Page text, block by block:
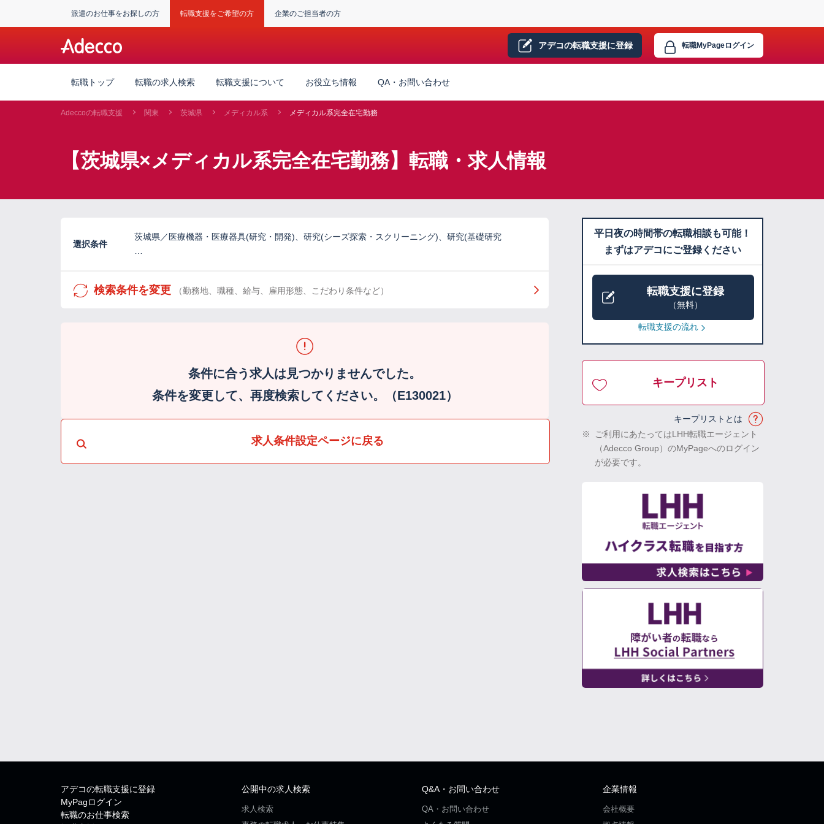
派遣のお仕事をお探しの方 転職支援をご希望の方 企業のご担当者の方
アデコの転職支援に登録 転職MyPageログイン
転職トップ 転職の求人検索 転職支援について お役立ち情報 QA・お問い合わせ
Adeccoの転職支援 関東 茨城県 メディカル系 メディカル系完全在宅勤務
【茨城県×メディカル系完全在宅勤務】転職・求人情報
選択条件
茨城県／医療機器・医療器具(研究・開発)、研究(シーズ探索・スクリーニング)、研究(基礎研究
検索条件を変更 （勤務地、職種、給与、雇用形態、こだわり条件など）
条件に合う求人は見つかりませんでした。
条件を変更して、再度検索してください。（E130021）
求人条件設定ページに戻る
平日夜の時間帯の転職相談も可能！
まずはアデコにご登録ください
転職支援に登録
（無料）
転職支援の流れ
キープリスト
キープリストとは
※
ご利用にあたってはLHH転職エージェント
（Adecco Group）のMyPageへのログイン
が必要です。
アデコの転職支援に登録
MyPagログイン
転職のお仕事検索
公開中の求人検索
求人検索
Q&A・お問い合わせ
QA・お問い合わせ
企業情報
会社概要